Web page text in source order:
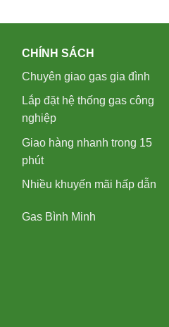
CHÍNH SÁCH
Chuyên giao gas gia đình
Lắp đặt hệ thống gas công
nghiệp
Giao hàng nhanh trong 15
phút
Nhiều khuyến mãi hấp dẫn
Gas Bình Minh